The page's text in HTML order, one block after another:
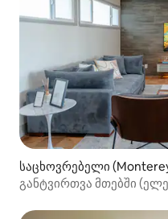
საცხოვრებელი
განტვირთვა მთებში